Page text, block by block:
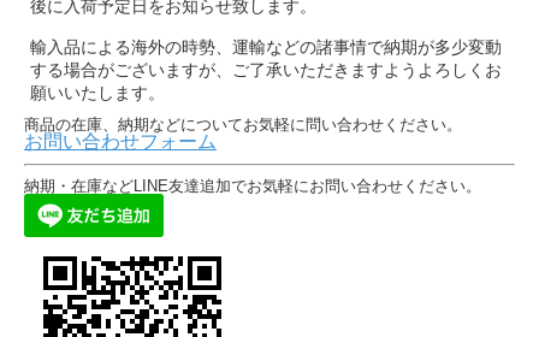
後に入荷予定日をお知らせ致します。
輸入品による海外の時勢、運輸などの諸事情で納期が多少変動
する場合がございますが、ご了承いただきますようよろしくお
願いいたします。
商品の在庫、納期などについてお気軽に問い合わせください。
お問い合わせフォーム
納期・在庫などLINE友達追加でお気軽にお問い合わせください。